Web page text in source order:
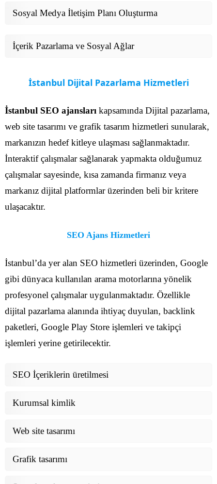
Sosyal Medya İletişim Planı Oluşturma
İçerik Pazarlama ve Sosyal Ağlar
İstanbul Dijital Pazarlama Hizmetleri
İstanbul SEO ajansları kapsamında Dijital pazarlama,
web site tasarımı ve grafik tasarım hizmetleri sunularak,
markanızın hedef kitleye ulaşması sağlanmaktadır.
İnteraktif çalışmalar sağlanarak yapmakta olduğumuz
çalışmalar sayesinde, kısa zamanda firmanız veya
markanız dijital platformlar üzerinden beli bir kritere
ulaşacaktır.
SEO Ajans Hizmetleri
İstanbul’da yer alan SEO hizmetleri üzerinden, Google
gibi dünyaca kullanılan arama motorlarına yönelik
profesyonel çalışmalar uygulanmaktadır. Özellikle
dijital pazarlama alanında ihtiyaç duyulan, backlink
paketleri, Google Play Store işlemleri ve takipçi
işlemleri yerine getirilecektir.
SEO İçeriklerin üretilmesi
Kurumsal kimlik
Web site tasarımı
Grafik tasarımı